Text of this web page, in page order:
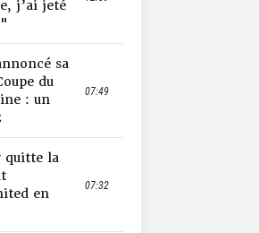
j’ai jeté
sa
du
: un
07:49
quitte la
en
07:32